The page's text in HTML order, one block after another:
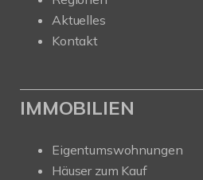
Aktuelles
Kontakt
IMMOBILIEN
Eigentumswohnungen
Häuser zum Kauf